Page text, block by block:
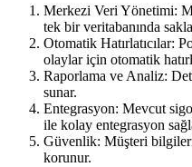
Merkezi Veri Yönetimi:
tek bir veritabanında
Otomatik Hatırlatıcılar:
olaylar için otomatik
Raporlama ve Analiz:
sunar.
Entegrasyon: Mevcut
ile kolay entegrasyon
Güvenlik: Müşteri
korunur.